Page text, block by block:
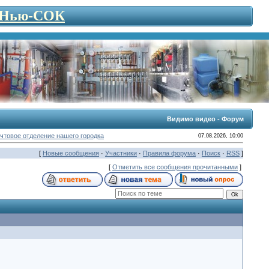
Нью-СОК
Видимо видео - Форум
отделение нашего городка 07.08.2026, 10:00
[ Новые сообщения· Участники· Правила форума· Поиск· RSS]
[ Отметить все сообщения прочитанными]